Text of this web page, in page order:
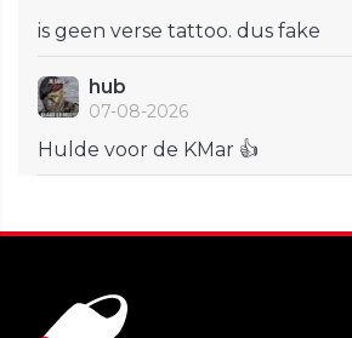
is geen verse tattoo. dus fake
hub
07-08-2026
Hulde voor de KMar 👍